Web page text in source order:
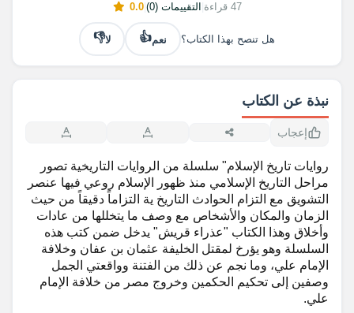
47 قراءة التقييمات (0) |
0.0
هل تنصح بهذا الكتاب؟ نعم👍 لا👎
نبذة عن الكتاب
إعجاب
روايات تاريخ الإسلام" سلسلة من الروايات التاريخية تصور
مراحل التاريخ الإسلامي منذ ظهور الإسلام روعي فيها عنصر
التشويق مع التزام الحوادث التاريخ ية التزاماً دقيقاً من حيث
الزمان والمكان والأشخاص مع وصف ما يتخللها من عادات
وأخلاق وهذا الكتاب "عذراء قريش" يدخل ضمن كتب هذه
السلسلة وهو يؤرخ لمقتل الخليفة عثمان بن عفان وخلافة
الإمام علي، وما نجم عن ذلك من الفتنة وواقعتي الجمل
وصفين إلى تحكيم الحكمين وخروج مصر من خلافة الإمام
علي.